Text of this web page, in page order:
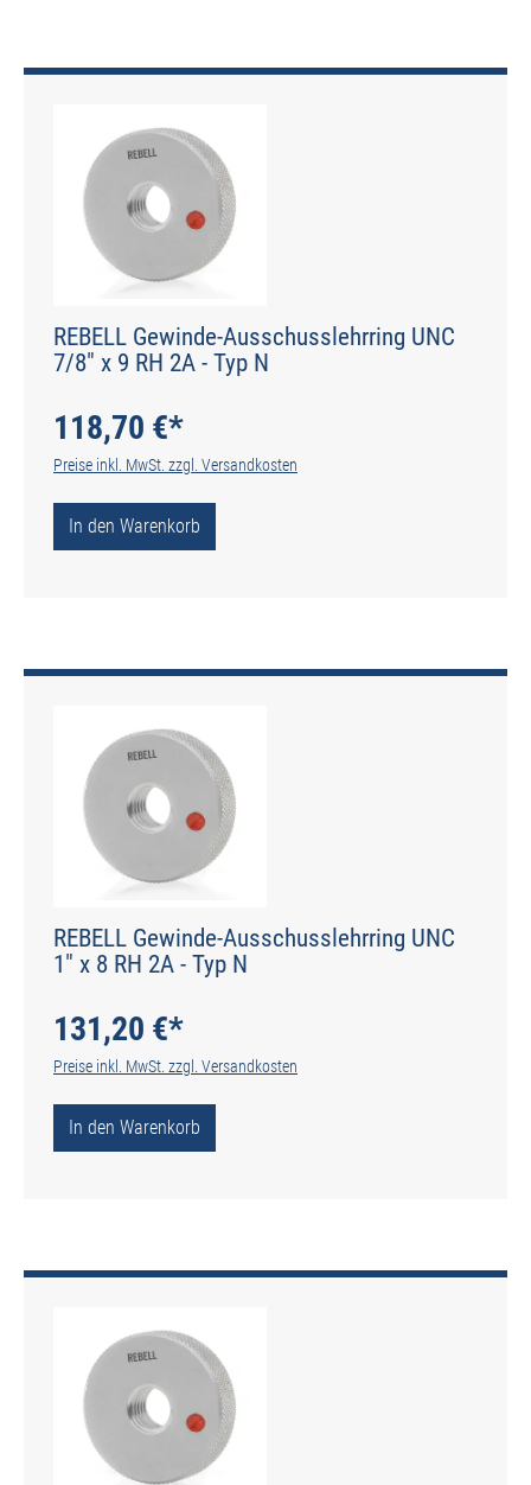
REBELL Gewinde-Ausschusslehrring UNC
7/8" x 9 RH 2A - Typ N
118,70 €*
Preise inkl. MwSt. zzgl. Versandkosten
In den Warenkorb
REBELL Gewinde-Ausschusslehrring UNC
1" x 8 RH 2A - Typ N
131,20 €*
Preise inkl. MwSt. zzgl. Versandkosten
In den Warenkorb